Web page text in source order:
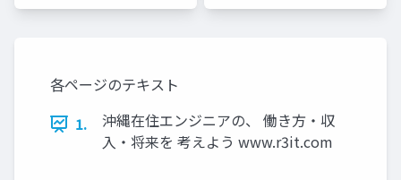
各ページのテキスト
1.
沖縄在住エンジニアの、 働き方・収
入・将来を 考えよう www.r3it.com